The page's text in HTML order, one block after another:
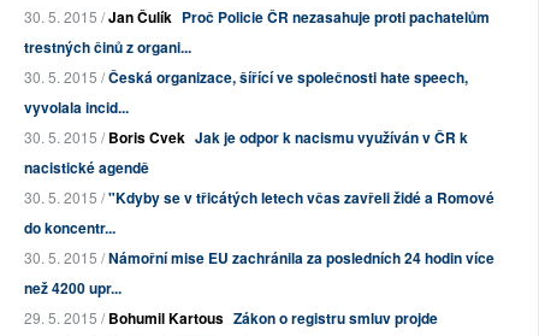
30. 5. 2015 /Jan Čulík Proč Policie ČR nezasahuje proti pachatelům
trestných činů z organi...
30. 5. 2015 /Česká organizace, šířící ve společnosti hate speech,
vyvolala incid...
30. 5. 2015 /Boris Cvek Jak je odpor k nacismu využíván v ČR k
nacistické agendě
30. 5. 2015 /"Kdyby se v třicátých letech včas zavřeli židé a Romové
do koncentr...
30. 5. 2015 /Námořní mise EU zachránila za posledních 24 hodin více
než 4200 upr...
29. 5. 2015 /Bohumil Kartous Zákon o registru smluv projde